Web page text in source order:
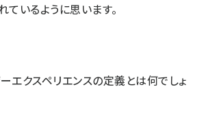
いるように思います。
エクスペリエンスの定義とは何でしょ